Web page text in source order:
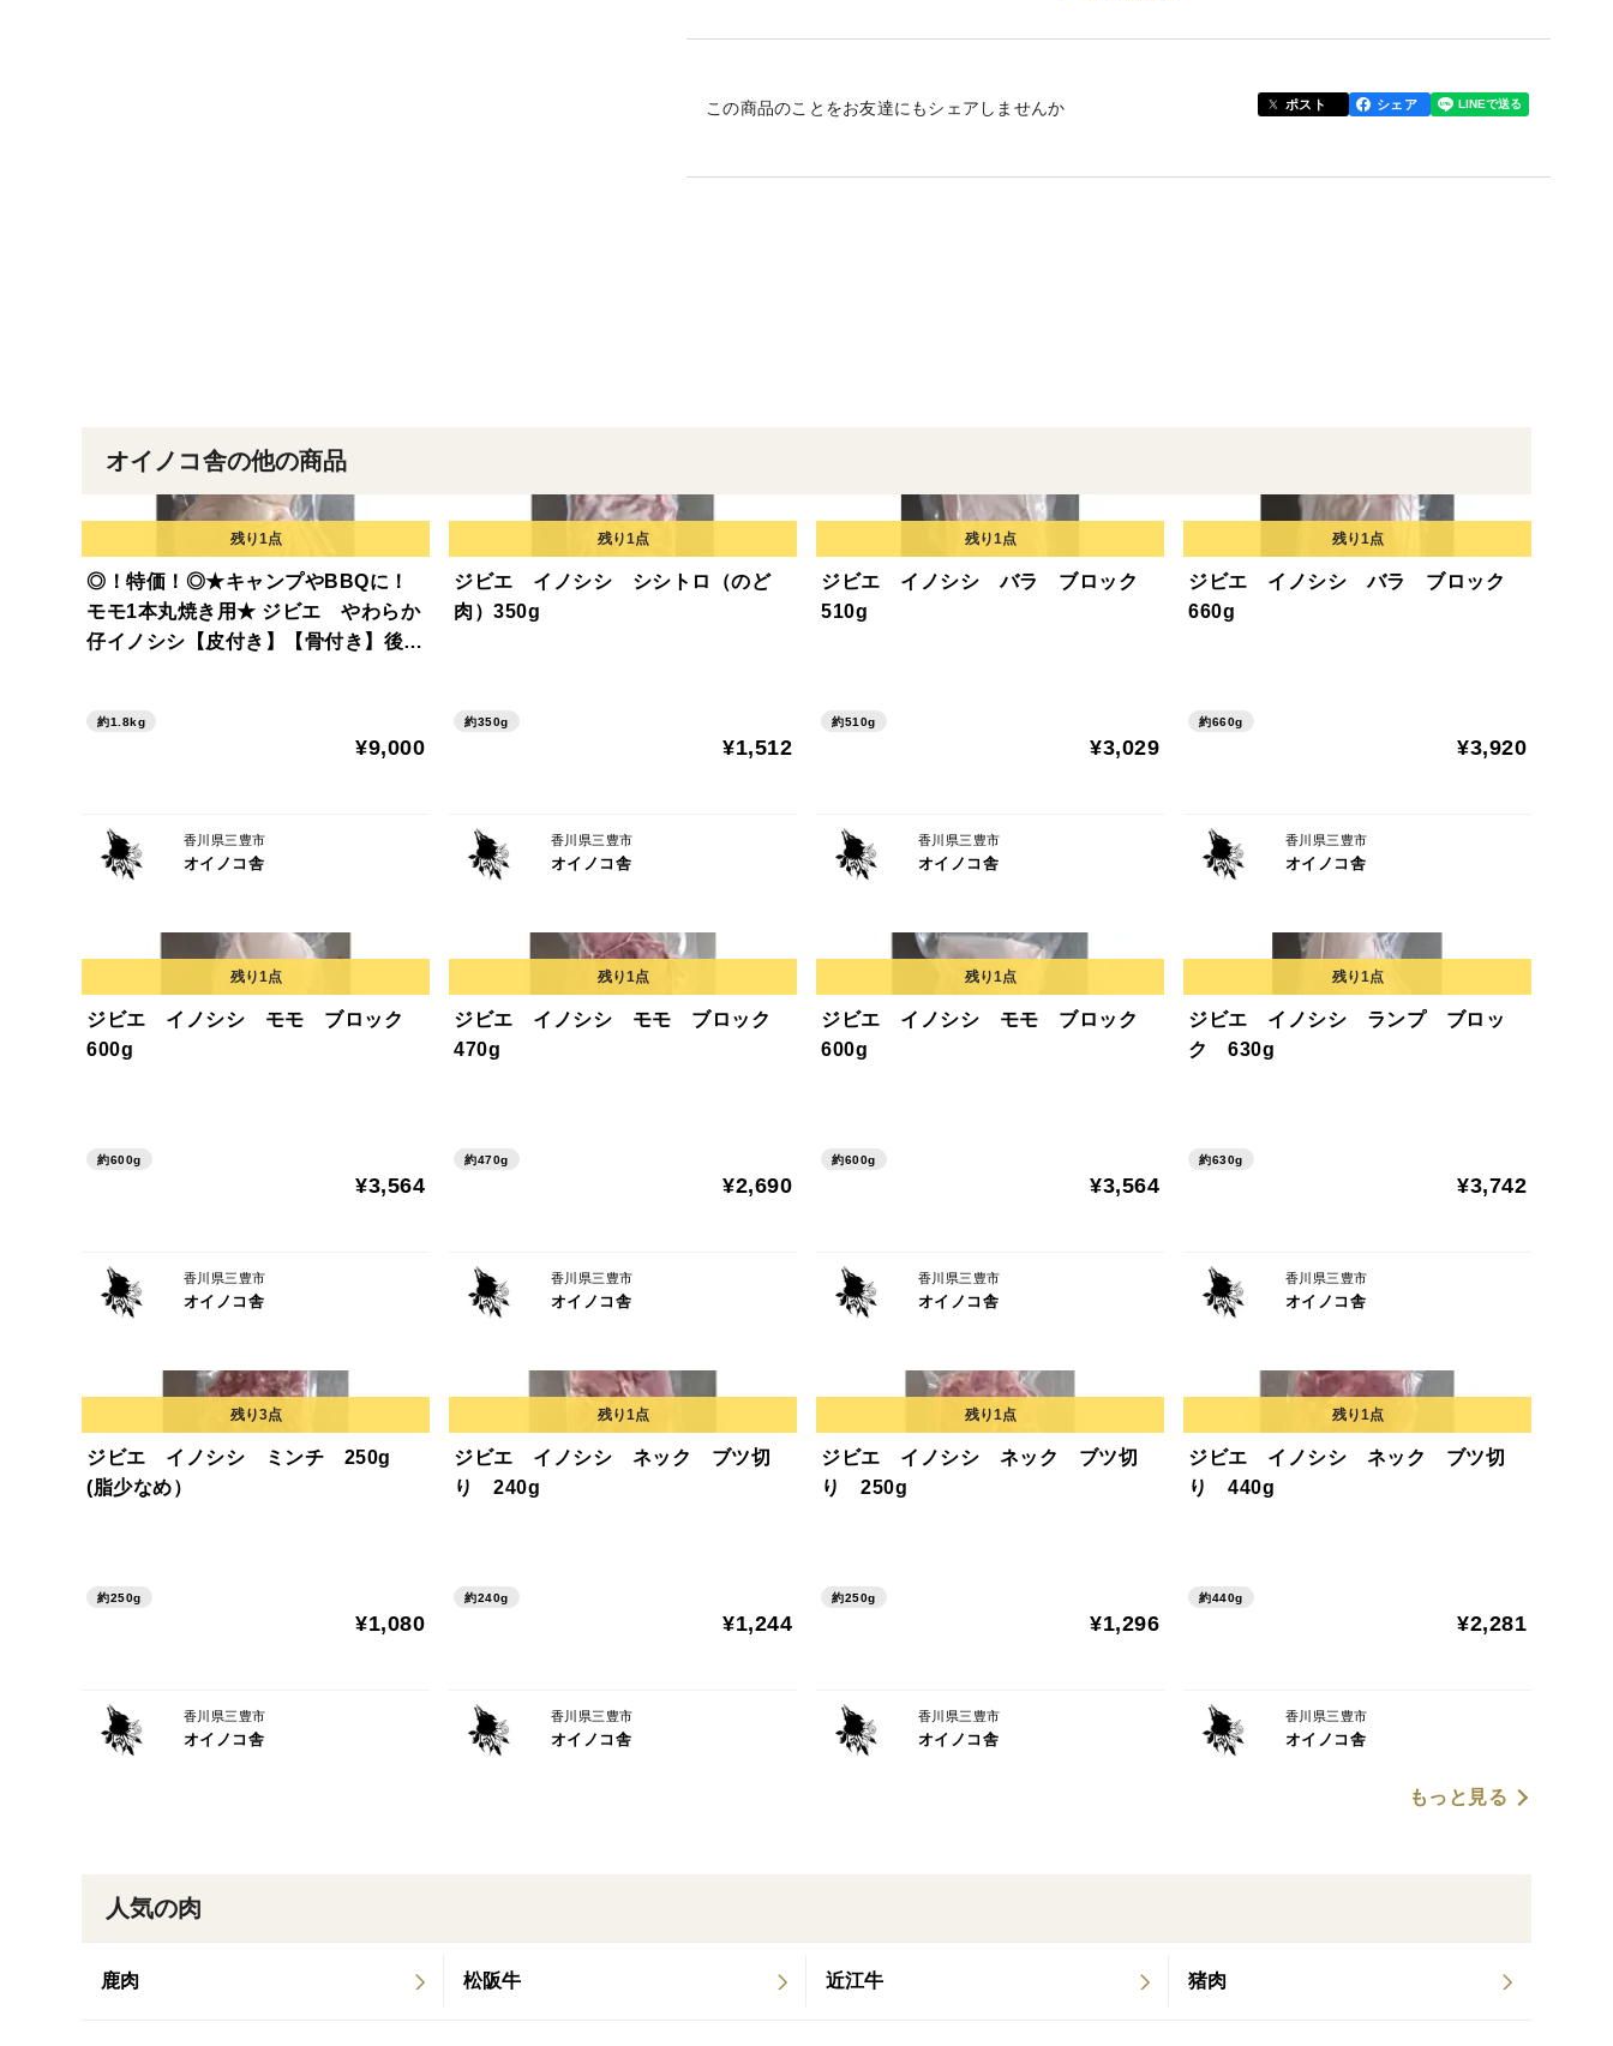
鍋にすると皮の部分は柔らかくなります。
この商品のことをお友達にもシェアしませんか ポスト シェア
人気の肉
鹿肉 松阪牛 近江牛 猪肉
オイノコ舎の他の商品
◎！特価！◎★キャンプやBBQに！
モモ1本丸焼き用★ ジビエ やわらか
仔イノシシ【皮付き】【骨付き】後
約1.8kg
¥9,000
香川県三豊市
オイノコ舎
ジビエ イノシシ シシトロ（のど
肉）350g
約350g
¥1,512
香川県三豊市
オイノコ舎
ジビエ イノシシ バラ ブロック
510g
約510g
¥3,029
香川県三豊市
オイノコ舎
ジビエ イノシシ バラ ブロック
660g
約660g
¥3,920
香川県三豊市
オイノコ舎
ジビエ イノシシ モモ ブロック
600g
約600g
¥3,564
香川県三豊市
オイノコ舎
ジビエ イノシシ モモ ブロック
470g
約470g
¥2,690
香川県三豊市
オイノコ舎
ジビエ イノシシ モモ ブロック
600g
約600g
¥3,564
香川県三豊市
オイノコ舎
ジビエ イノシシ ランプ ブロッ
ク 630g
約630g
¥3,742
香川県三豊市
オイノコ舎
ジビエ イノシシ ミンチ 250g
(脂少なめ）
約250g
¥1,080
香川県三豊市
オイノコ舎
ジビエ イノシシ ネック ブツ切
り 240g
約240g
¥1,244
香川県三豊市
オイノコ舎
ジビエ イノシシ ネック ブツ切
り 250g
約250g
¥1,296
香川県三豊市
オイノコ舎
ジビエ イノシシ ネック ブツ切
り 440g
約440g
¥2,281
香川県三豊市
オイノコ舎
もっと見る